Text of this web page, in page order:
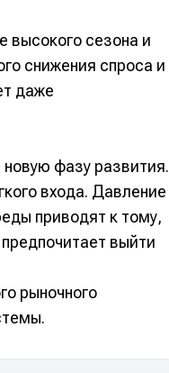
высокого сезона и
снижения спроса и
даже
фазу развития.
входа. Давление
приводят к тому,
выйти
рыночного